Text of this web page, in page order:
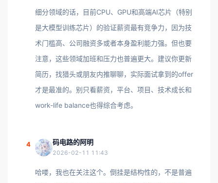
细分领域的话，目前CPU、GPU和高端AI芯片（特别
是大模型训练芯片）的验证薪资最有竞争力，因为技
术门槛高、公司融资多或者本身盈利能力强。但也要
注意，这些领域加班和压力也普遍更大。建议你更新
简历，找猎头或朋友内推聊聊，实际面试拿到的offer
才是最准的。别只看薪资，平台、项目、技术成长和
work-life balance也得综合考虑。
4 码电路的阿明
2026-02-11 11:43
哈喽，我也在关注这个。倒挂是结构性的，不是普遍